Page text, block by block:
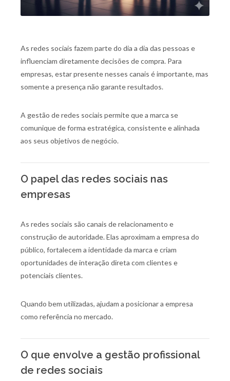
As redes sociais fazem parte do dia a dia das pessoas e
influenciam diretamente decisões de compra. Para
empresas, estar presente nesses canais é importante, mas
somente a presença não garante resultados.
A gestão de redes sociais permite que a marca se
comunique de forma estratégica, consistente e alinhada
aos seus objetivos de negócio.
O papel das redes sociais nas
empresas
As redes sociais são canais de relacionamento e
construção de autoridade. Elas aproximam a empresa do
público, fortalecem a identidade da marca e criam
oportunidades de interação direta com clientes e
potenciais clientes.
Quando bem utilizadas, ajudam a posicionar a empresa
como referência no mercado.
O que envolve a gestão profissional
de redes sociais